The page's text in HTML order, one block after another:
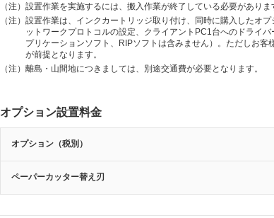
（注） 設置作業を実施するには、搬入作業が終了している必要がありま
（注） 設置作業は、インクカートリッジ取り付け、同時に購入したオ
ットワークプロトコルの設定、クライアントPC1台へのドライ
プリケーションソフト、RIPソフトは含みません）。ただしお
が前提となります。
（注） 離島・山間地につきましては、別途交通費が必要となります。
オプション設置料金
オプション（税別）
ペーパーカッター替え刃